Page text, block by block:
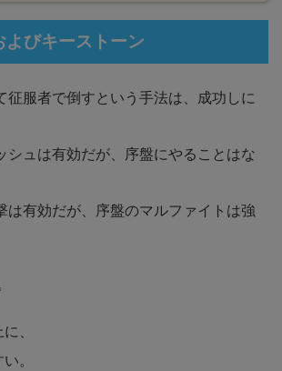
よびキーストーン
征服者で倒すという手法は、成功しに
シュは有効だが、序盤にやることはな
は有効だが、序盤のマルファイトは強
、
。